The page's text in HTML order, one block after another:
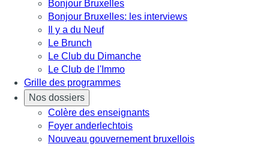
Bonjour Bruxelles
Bonjour Bruxelles: les interviews
Il y a du Neuf
Le Brunch
Le Club du Dimanche
Le Club de l'Immo
Grille des programmes
Nos dossiers
Colère des enseignants
Foyer anderlechtois
Nouveau gouvernement bruxellois